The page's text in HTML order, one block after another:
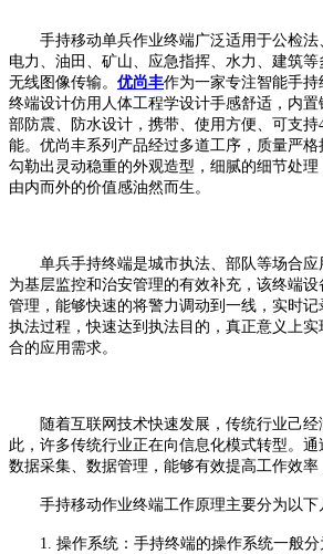
手持移动单兵作业终端广泛适用于公检法
电力、油田、矿山、应急指挥、水力、建筑
无线图像传输。 优尚丰作为一家专注智能手
终端设计仿用 人体工程学设计手感舒适，内
部防震、防水设计，携带、使用方便 、可支持
能。 优尚丰系列 产品经过多道工序，质量严
勾勒出灵动稳重的外观造型，细腻的细节处
由内而外的价值感油然而生。
单兵手持终端是城市执法、部队等场合
为基层监控和治安管理的有效补充，该终端
管理，能够快速的将警力调动到一线，实时
执法过程，快速达到执法目的，真正意义上
合的应用需求。
随着互联网技术快速发展，传统行业己经
此，许多传统行业正在向信息化模式转型。
数据采集、数据管理，能够有效提高工作效率
手持移动作业终端工作原理主要分为以下
1. 操作系统：手持终端的操作系统一般分